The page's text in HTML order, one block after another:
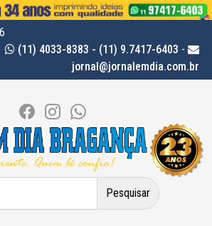
(11) 4033-8383 - (11) 9.7417-6403 -
jornal@jornalemdia.com.br